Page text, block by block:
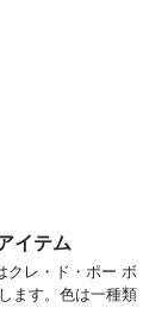
イテム
クレ・ド・ポー ボ
ます。色は一種類